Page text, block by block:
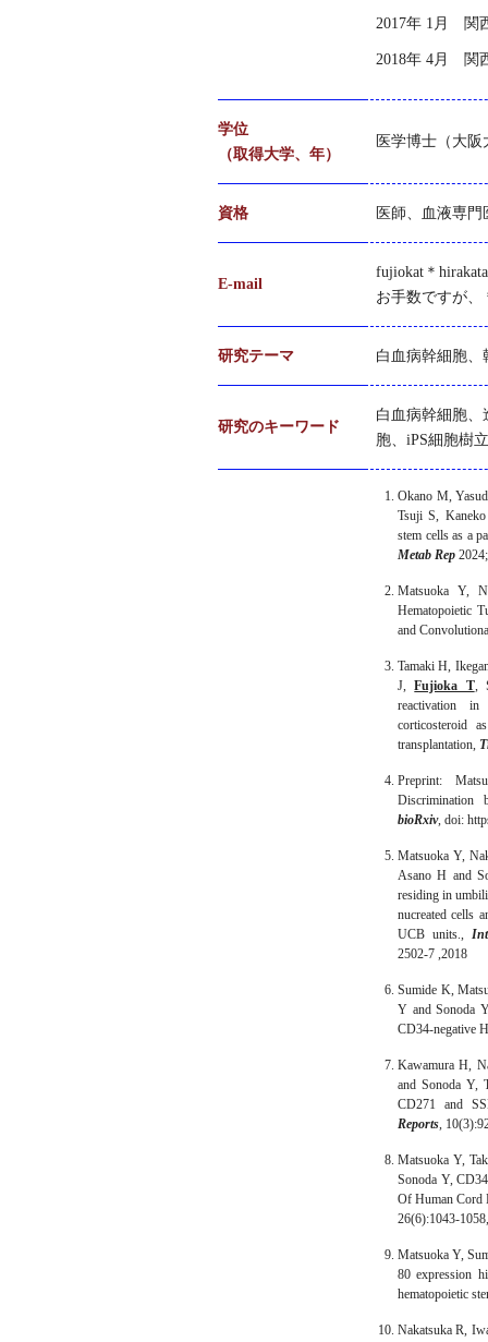
2017年 1月 関
2018年 4月 関
学位
（取得大学、年）
医学博士（大阪
資格 医師、血液専
E-mail
fujiokat＊
お手数ですが、
研究テーマ 白血病幹細胞
研究のキーワード
白血病幹細胞
胞、iPS細胞樹立
Okano M,
Tsuji S,
stem cells as a
Metab Rep
Matsuoka Y,
Hematopoietic
and
Tamaki H,
J,Fujioka T,
reactivation in
corticosteroid
transplantation,
Preprint:
Discrimination
bioRxiv, doi:
Matsuoka Y,
Asano H and
residing in
nucreated cells
UCB units.,
2502-7 ,2018
Sumide K,
Y and Sonoda
CD34-negative
Kawamura H,
and Sonoda Y,
CD271 and
Reports ,
Matsuoka Y,
Sonoda Y,
Of Human Cord
26(6):1043-
Matsuoka Y,
80 expression
hematopoietic
Nakatsuka R,